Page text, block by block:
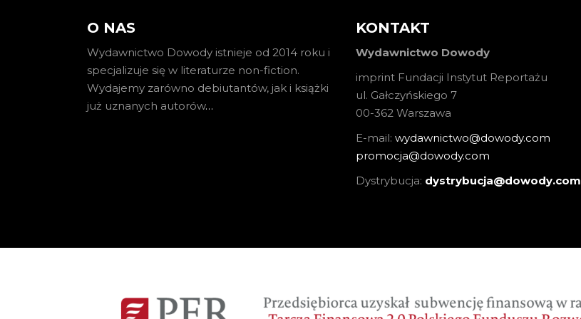
O NAS
Wydawnictwo Dowody istnieje od 2014 roku i
specjalizuje się w literaturze non-fiction.
Wydajemy zarówno debiutantów, jak i książki
już uznanych autorów…
KONTAKT
Wydawnictwo Dowody
imprint Fundacji Instytut Reportażu
ul. Gałczyńskiego 7
00-362 Warszawa
E-mail: wydawnictwo@dowody.com
promocja@dowody.com
Dystrybucja: dystrybucja@dowody.com